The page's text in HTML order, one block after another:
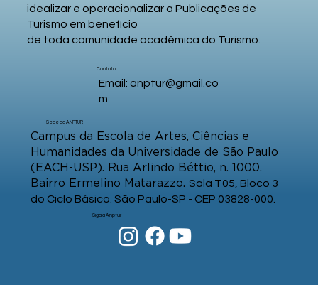
idealizar e operacionalizar a Publicações de
Turismo em benefício
de toda comunidade acadêmica do Turismo.
Contato
Email: anptur@gmail.co
m
Sede da ANPTUR
Campus da Escola de Artes, Ciências e
Humanidades da Universidade de São Paulo
(EACH-USP). Rua Arlindo Béttio, n. 1000.
Bairro Ermelino Matarazzo. Sala T05, Bloco 3
do Ciclo Básico. São Paulo-SP - CEP 03828-000.
Siga a Anptur